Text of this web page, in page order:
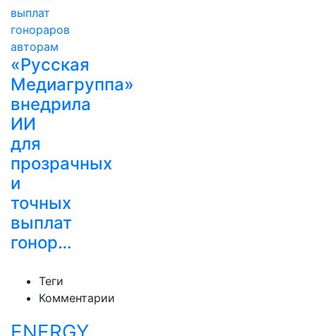
«Русская
Медиагруппа»
внедрила
ИИ
для
прозрачных
и
точных
выплат
гонор…
Теги
Комментарии